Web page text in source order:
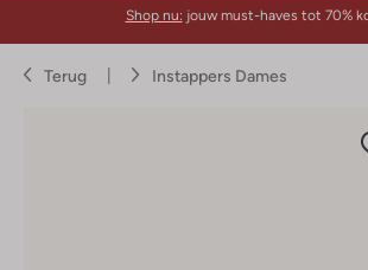
Shop nu: jouw must-haves tot 70%
Terug Instappers Dames